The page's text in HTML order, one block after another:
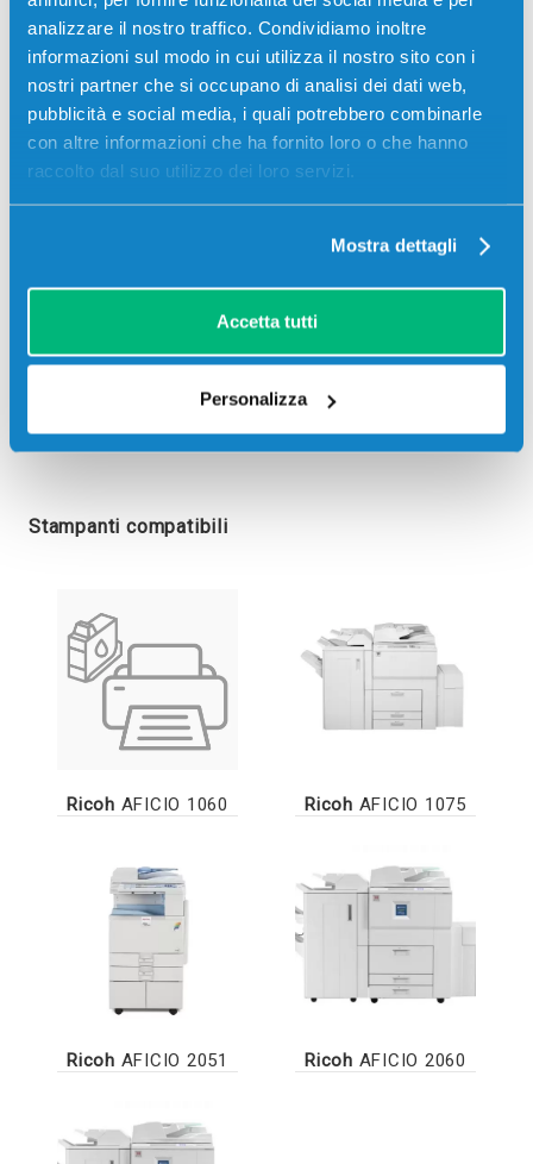
analizzare il nostro traffico. Condividiamo inoltre
informazioni sul modo in cui utilizza il nostro sito con i
nostri partner che si occupano di analisi dei dati web,
pubblicità e social media, i quali potrebbero combinarle
con altre informazioni che ha fornito loro o che hanno
raccolto dal suo utilizzo dei loro servizi.
Mostra dettagli
Accetta tutti
Personalizza
Recensioni
Stampanti compatibili
Ricoh AFICIO 1060 Ricoh AFICIO 1075
Ricoh AFICIO 2051 Ricoh AFICIO 2060